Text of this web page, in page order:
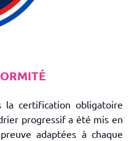
certification obligatoire
progressif a été mis en
adaptées à chaque